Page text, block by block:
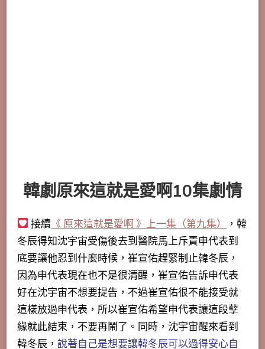
韓劇原來這就是愛啊10集劇情
接續 《 原來這就是愛啊 》上一集（第九集）
，韓
冬辰得知沈宇宙受傷後去到醫院馬上斥責申代表到
底要讓他忍到什麼時候，崔宣佑趕緊制止韓冬辰，
因為申代表現在也不是很清醒，崔宣佑告訴申代表
好在沈宇宙不想要提告，不過崔宣佑很不能接受就
這樣放過申代表， 所以崔宣佑希望申代表讓這段孽
緣就此結束 ，不要再鬧了。同時，沈宇宙醒來看到
韓冬辰， 說著自己是想要讓韓冬辰可以過得安心自